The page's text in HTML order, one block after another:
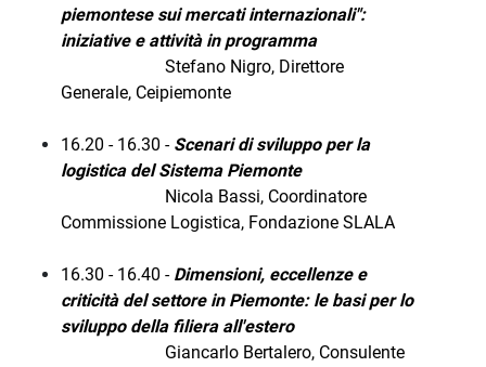
piemontese sui mercati internazionali":
iniziative e attività in programma
Stefano Nigro, Direttore
Generale, Ceipiemonte
16.20 - 16.30 -Scenari di sviluppo per la
logistica del Sistema Piemonte
Nicola Bassi, Coordinatore
Commissione Logistica, Fondazione SLALA
16.30 - 16.40 -Dimensioni, eccellenze e
criticità del settore in Piemonte: le basi per lo
sviluppo della filiera all'estero
Giancarlo Bertalero, Consulente